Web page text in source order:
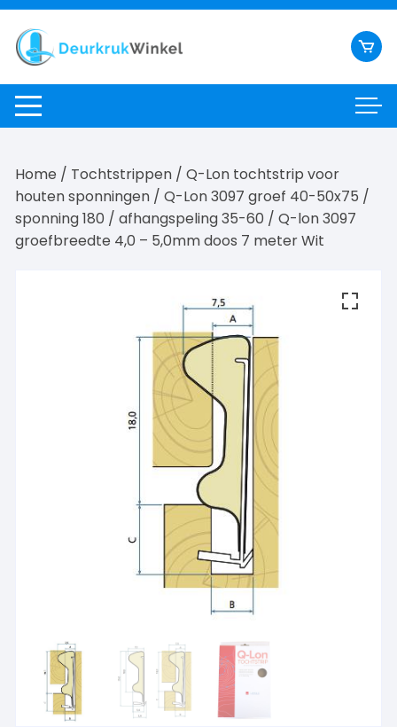
Ga
naar
inhoud
Home / Tochtstrippen /Q-Lon tochtstrip voor
houten sponningen /Q-Lon 3097 groef 40-50x75 /
sponning 180 / afhangspeling 35-60 / Q-lon 3097
groefbreedte 4,0 – 5,0mm doos 7 meter Wit